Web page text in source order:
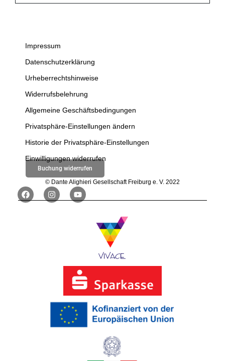
Impressum
Datenschutzerklärung
Urheberrechtshinweise
Widerrufsbelehrung
Allgemeine Geschäftsbedingungen
Privatsphäre-Einstellungen ändern
Historie der Privatsphäre-Einstellungen
Einwilligungen widerrufen
© Dante Alighieri Gesellschaft Freiburg e. V. 2022
Buchung widerrufen